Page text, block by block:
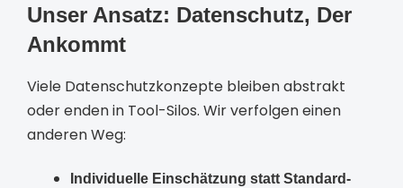
Unser Ansatz: Datenschutz, Der
Ankommt
Viele Datenschutzkonzepte bleiben abstrakt
oder enden in Tool-Silos. Wir verfolgen einen
anderen Weg:
Individuelle Einschätzung statt Standard-